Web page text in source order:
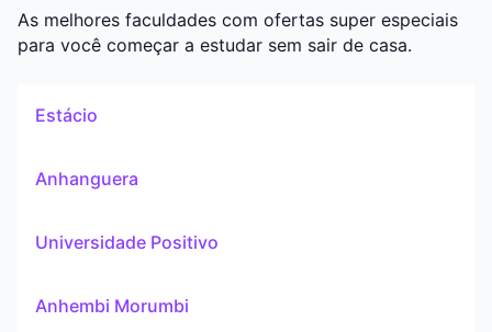
As melhores faculdades com ofertas super especiais
para você começar a estudar sem sair de casa.
Estácio
Anhanguera
Universidade Positivo
Anhembi Morumbi